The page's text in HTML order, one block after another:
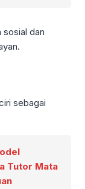
sosial dan
sebagai
Tutor Mata